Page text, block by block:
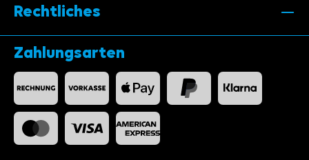
Rechtliches
Zahlungsarten